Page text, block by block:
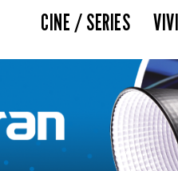
CINE / SERIES